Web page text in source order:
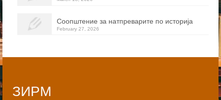
Соопштение за натпреварите по историја
February 27, 2026
ЗИРМ